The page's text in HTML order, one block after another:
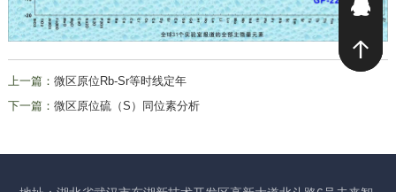
上一篇： 微区原位Rb-Sr等时线定年
下一篇： 微区原位硫（S）同位素分析